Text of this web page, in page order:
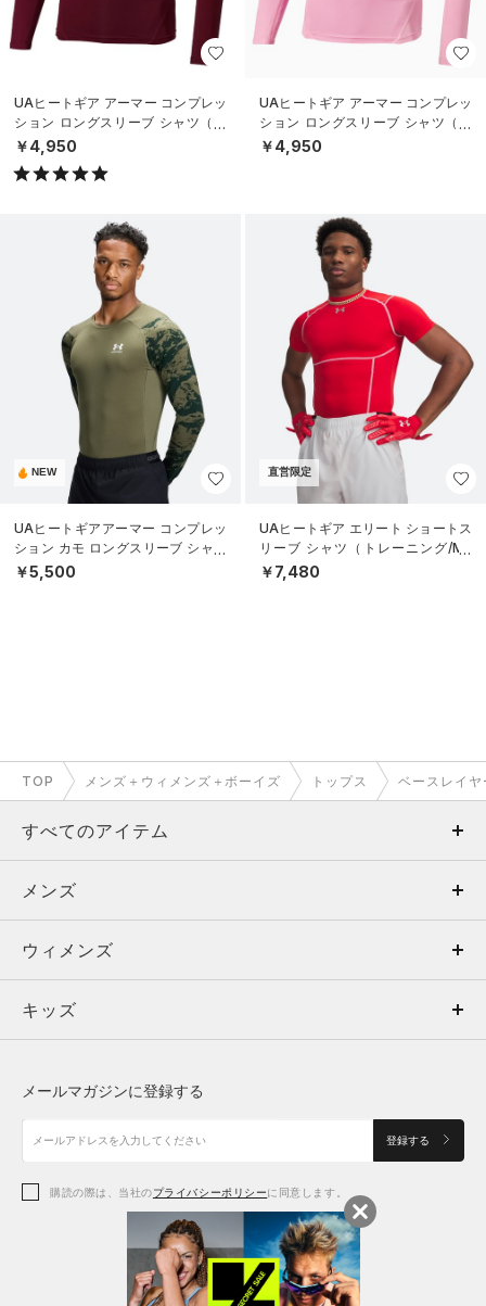
UAヒートギア アーマー コンプレッ
ション ロングスリーブ シャツ（ト
レーニング/MEN）
￥4,950
UAヒートギア アーマー コンプレッ
ション ロングスリーブ シャツ（ト
レーニング/MEN）
￥4,950
NEW
UAヒートギアアーマー コンプレッ
ション カモ ロングスリーブ シャツ
（トレーニング/MEN）
￥5,500
直営限定
UAヒートギア エリート ショートス
リーブ シャツ（トレーニング/ME
N）
￥7,480
TOP メンズ＋ウィメンズ＋ボーイズ トップス ベースレイヤ
すべてのアイテム
メンズ
ウィメンズ
キッズ
アクセサリー
メンズ
トップス
ボトムス
アクセサリー
ウィメンズ
トップス
シューズ
アクセサリー
キッズ
シューズ
メールマガジンに登録する
登録する
購読の際は、当社のプライバシーポリシーに同意します。